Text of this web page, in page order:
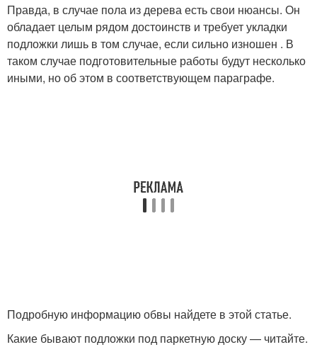
Правда, в случае пола из дерева есть свои нюансы. Он
обладает целым рядом достоинств и требует укладки
подложки лишь в том случае, если сильно изношен . В
таком случае подготовительные работы будут несколько
иными, но об этом в соответствующем параграфе.
Подробную информацию обвы найдете в этой статье.
Какие бывают подложки под паркетную доску — читайте.